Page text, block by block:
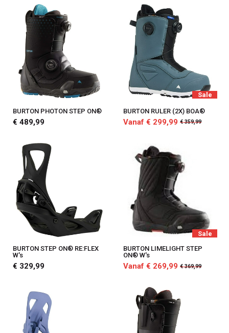
BURTON PHOTON STEP ON®
€ 489,99
Sale
BURTON RULER (2X) BOA®
Vanaf € 299,99 € 359,99
BURTON STEP ON® RE:FLEX
W's
€ 329,99
Sale
BURTON LIMELIGHT STEP
ON® W's
Vanaf € 269,99 € 369,99